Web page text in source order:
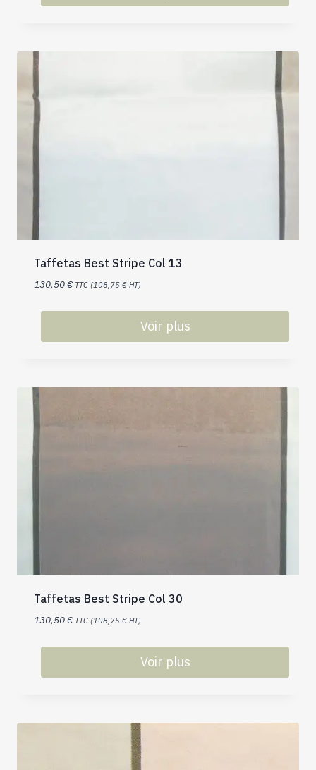
Taffetas Best Stripe Col 13
130,50€ TTC (108,75 € HT)
Voir plus
Taffetas Best Stripe Col 30
130,50€ TTC (108,75 € HT)
Voir plus